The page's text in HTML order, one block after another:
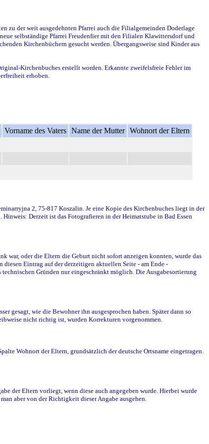
zu der weit ausgedehnten Pfarrei auch die Filialgemeinden Doderlage
selbständige Pfarrei Freudenfier mit den Filialen Klawittersdorf und
Kirchenbüchern gesucht werden. Übergangsweise sind Kinder aus
Kirchenbuches erstellt worden. Erkannte zweifelsfreie Fehler im
erhoben.
Vorname des Vaters Name der Mutter Wohnort der Eltern
2, 75-817 Koszalin. Je eine Kopie des Kirchenbuches liegt in der
Derzeit ist das Fotografieren in der Heimatstube in Bad Essen
war, oder die Eltern die Geburt nicht sofort anzeigen konnten, wurde das
Eintrag auf der derzeitigen aktuellen Seite - am Ende -
Gründen nur eingeschränkt möglich. Die Ausgabesortierung
gesagt, wie die Bewohner ihn ausgesprochen haben. Später dann so
nicht richtig ist, wurden Korrekturen vorgenommen.
Wohnort der Eltern, grundsätzlich der deutsche Ortsname eingetragen.
der Eltern vorliegt, wenn diese auch angegeben wurde. Hierbei wurde
aber von der Richtigkeit dieser Angabe ausgehen.